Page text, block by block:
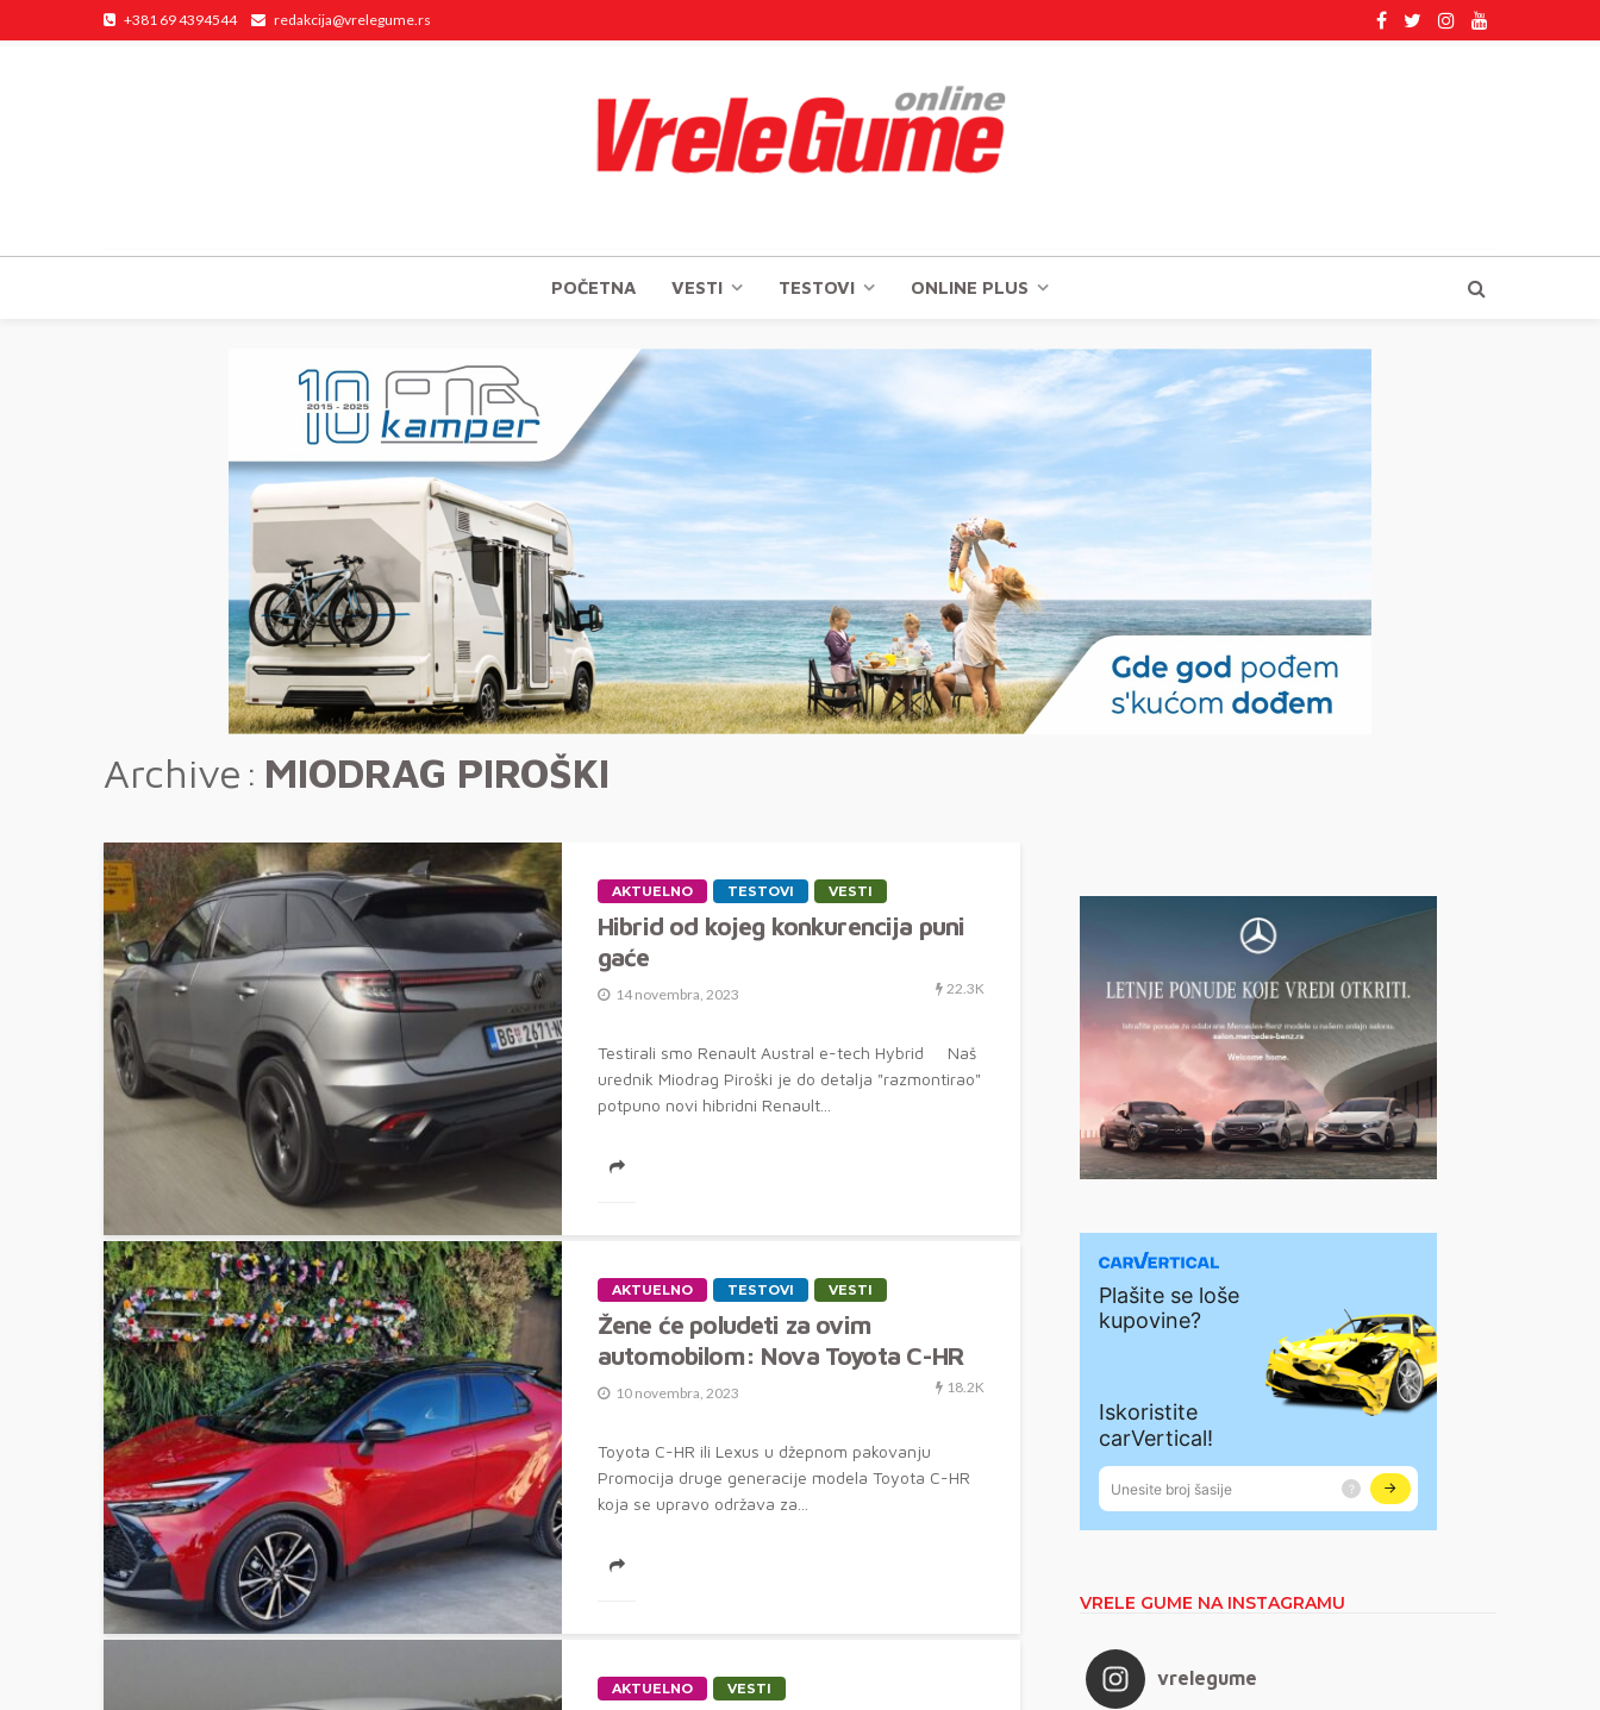
+381 69 4394544 redakcija@vrelegume.rs
POČETNA VESTI TESTOVI ONLINE PLUS
Archive MIODRAG PIROŠKI
AKTUELNO TESTOVI VESTI
Hibrid od kojeg konkurencija puni
gaće
14 novembra, 2023 22.3K
Testirali smo Renault Austral e-tech Hybrid Naš
urednik Miodrag Piroški je do detalja "razmontirao"
potpuno novi hibridni Renault...
AKTUELNO TESTOVI VESTI
Žene će poludeti za ovim
automobilom: Nova Toyota C-HR
10 novembra, 2023 18.2K
Toyota C-HR ili Lexus u džepnom pakovanju
Promocija druge generacije modela Toyota C-HR
koja se upravo održava za...
AKTUELNO VESTI
VRELE GUME NA INSTAGRAMU
vrelegume